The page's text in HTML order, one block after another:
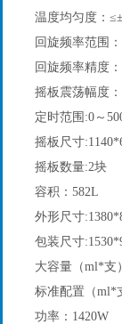
温度均匀度：
回旋频率范围
回旋频率精度
摇板震荡幅度
定时范围:0～
摇板尺寸
摇板数量:2块
容积：582L
外形尺寸
包装尺寸
大容量（ml*支
标准配置（ml*
功率：1420W